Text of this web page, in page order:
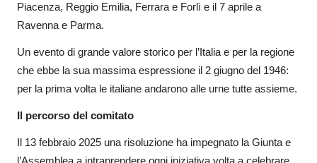
Piacenza, Reggio Emilia, Ferrara e Forlì e il 7 aprile a
Ravenna e Parma.
Un evento di grande valore storico per l’Italia e per la regione
che ebbe la sua massima espressione il 2 giugno del 1946:
per la prima volta le italiane andarono alle urne tutte assieme.
Il percorso del comitato
Il 13 febbraio 2025 una risoluzione ha impegnato la Giunta e